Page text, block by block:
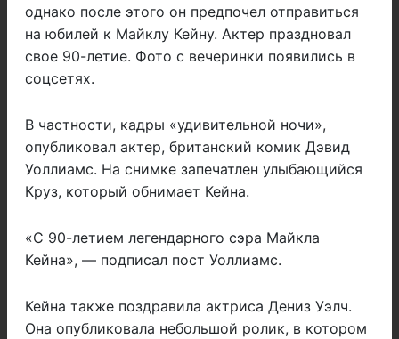
однако после этого он предпочел отправиться
на юбилей к Майклу Кейну. Актер праздновал
свое 90-летие. Фото с вечеринки появились в
соцсетях.
В частности, кадры «удивительной ночи»,
опубликовал актер, британский комик Дэвид
Уоллиамс. На снимке запечатлен улыбающийся
Круз, который обнимает Кейна.
«С 90-летием легендарного сэра Майкла
Кейна», — подписал пост Уоллиамс.
Кейна также поздравила актриса Дениз Уэлч.
Она опубликовала небольшой ролик, в котором